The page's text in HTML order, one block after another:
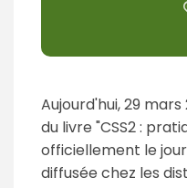
Aujourd'hui, 29
du livre "CSS2 :
officiellement le
diffusée chez les